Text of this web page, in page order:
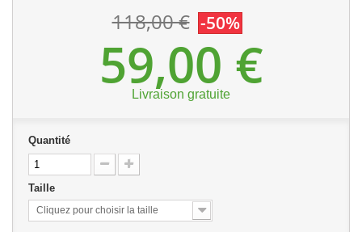
118,00 € -50%
59,00 €
Livraison gratuite
Quantité
Taille
Cliquez pour choisir la taille